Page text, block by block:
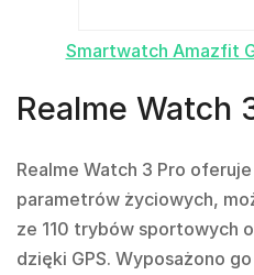
Smartwatch Amazfit
Realme Watch
Realme Watch 3 Pro
parametrów życiowych,
ze 110 trybów sportowych
dzięki GPS. Wyposażono